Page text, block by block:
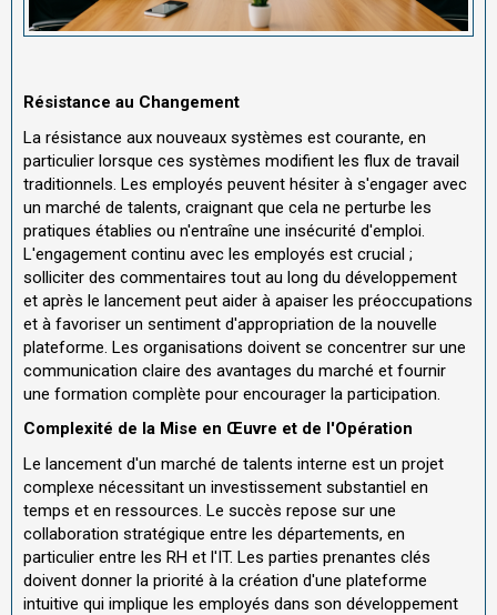
Résistance au Changement
La résistance aux nouveaux systèmes est courante, en
particulier lorsque ces systèmes modifient les flux de travail
traditionnels. Les employés peuvent hésiter à s'engager avec
un marché de talents, craignant que cela ne perturbe les
pratiques établies ou n'entraîne une insécurité d'emploi.
L'engagement continu avec les employés est crucial ;
solliciter des commentaires tout au long du développement
et après le lancement peut aider à apaiser les préoccupations
et à favoriser un sentiment d'appropriation de la nouvelle
plateforme. Les organisations doivent se concentrer sur une
communication claire des avantages du marché et fournir
une formation complète pour encourager la participation.
Complexité de la Mise en Œuvre et de l'Opération
Le lancement d'un marché de talents interne est un projet
complexe nécessitant un investissement substantiel en
temps et en ressources. Le succès repose sur une
collaboration stratégique entre les départements, en
particulier entre les RH et l'IT. Les parties prenantes clés
doivent donner la priorité à la création d'une plateforme
intuitive qui implique les employés dans son développement